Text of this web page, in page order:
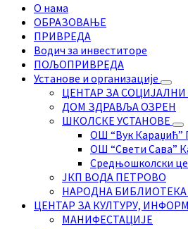
О нама
ОБРАЗОВАЊЕ
ПРИВРЕДА
Водич за инвеститоре
ПОЉОПРИВРЕДА
Установе и организације
ЦЕНТАР ЗА СОЦИЈАЛНИ
ДОМ ЗДРАВЉА ОЗРЕН
ШКОЛСКЕ УСТАНОВЕ
ОШ “Вук Караџић”
ОШ “Свети Сава”
Средњошколски
ЈКП ВОДА ПЕТРОВО
НАРОДНА
ЦЕНТАР ЗА КУЛТУРУ,
МАНИФЕСТАЦИЈЕ